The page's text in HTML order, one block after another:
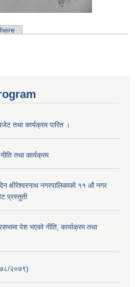
तथा कार्यक्रम पारित ।
तथा कार्यक्रम
क्षीरेश्वरनाथ नगरपालिकाकाे ११ ‍औ नगर
प्रस्तुती
पेश भएको नीति, कार्याक्रम तथा
२०७९)